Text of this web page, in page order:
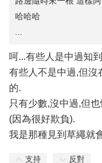
哈哈哈
呵...有些人是中過知
有些人不是中過,但沒
的.
只有少數,沒中過,但
(因為很好欺負).
我是那種見到草繩就
支持 反對